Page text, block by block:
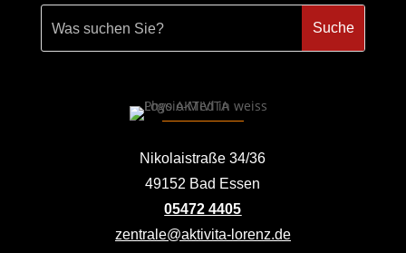
Nikolaistraße 34/36
49152 Bad Essen
05472 4405
zentrale@aktivita-lorenz.de